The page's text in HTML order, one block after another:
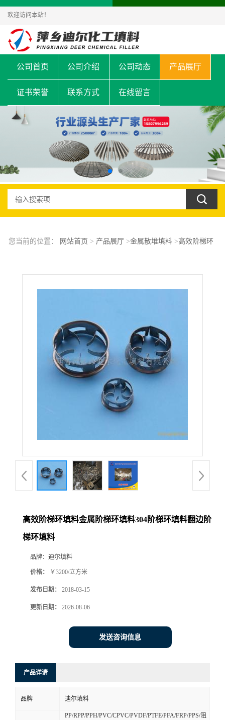
欢迎访问本站！
公司首页 公司介绍 公司动态 产品展厅
证书荣誉 联系方式 在线留言
您当前的位置： 网站首页 > 产品展厅>金属散堆填料>高效阶梯环
高效阶梯环填料金属阶梯环填料304阶梯环填料翻边阶
梯环填料
品牌： 迪尔填料
价格： ￥3200/立方米
发布日期： 2018-03-15
更新日期： 2026-08-06
发送咨询信息
产品详请
品牌 迪尔填料
PP/RPP/PPH/PVC/CPVC/PVDF/PTFE/PFA/FRP/PPS/阻